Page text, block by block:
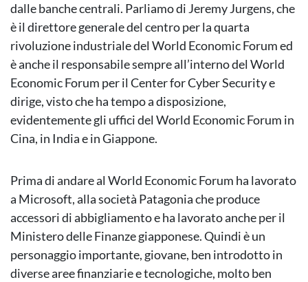
dalle banche centrali. Parliamo di Jeremy Jurgens, che
è il direttore generale del centro per la quarta
rivoluzione industriale del World Economic Forum ed
è anche il responsabile sempre all’interno del World
Economic Forum per il Center for Cyber Security e
dirige, visto che ha tempo a disposizione,
evidentemente gli uffici del World Economic Forum in
Cina, in India e in Giappone.
Prima di andare al World Economic Forum ha lavorato
a Microsoft, alla società Patagonia che produce
accessori di abbigliamento e ha lavorato anche per il
Ministero delle Finanze giapponese. Quindi è un
personaggio importante, giovane, ben introdotto in
diverse aree finanziarie e tecnologiche, molto ben